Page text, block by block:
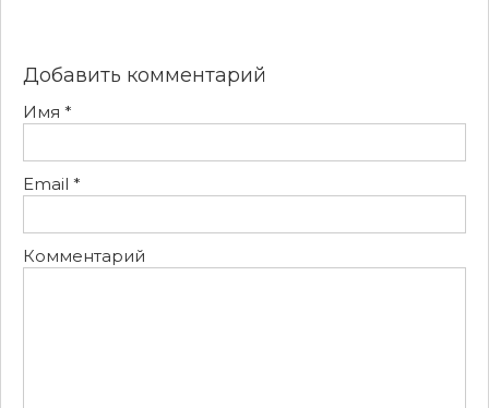
Добавить комментарий
Имя *
Email *
Комментарий